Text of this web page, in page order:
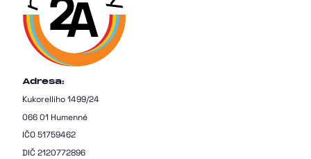
Adresa:
Kukorelliho 1499/24
066 01 Humenné
IČO 51759462
DIČ 2120772896